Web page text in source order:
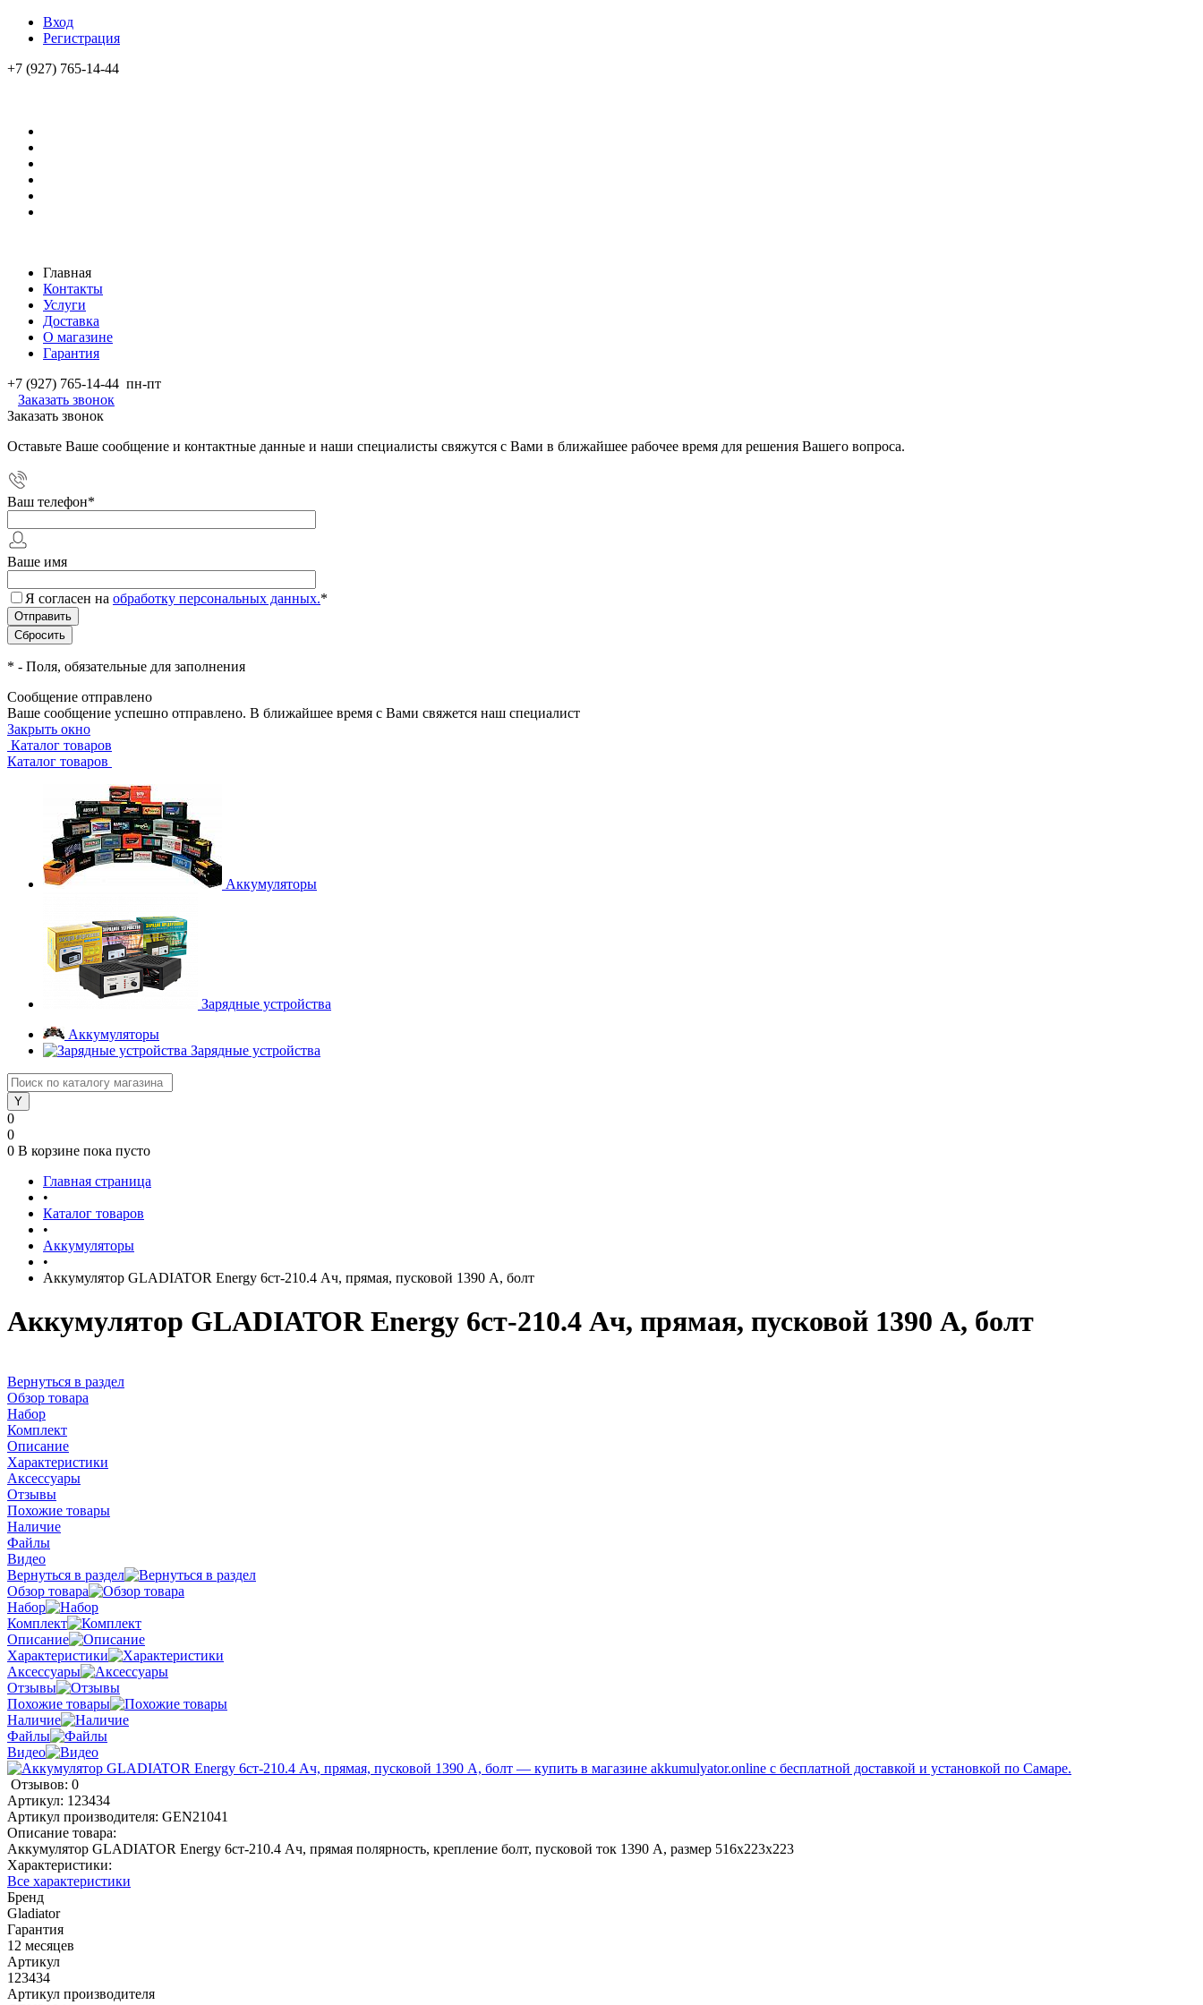
Вход
Регистрация
+7 (927) 765-14-44
Главная
Контакты
Услуги
Доставка
О магазине
Гарантия
+7 (927) 765-14-44 пн-пт
Заказать звонок
Заказать звонок
Оставьте Ваше сообщение и контактные данные и наши специалисты свяжутся с Вами в ближайшее рабочее время для решения Вашего вопроса.
Ваш телефон*
Ваше имя
Я согласен на обработку персональных данных.*
* - Поля, обязательные для заполнения
Сообщение отправлено
Ваше сообщение успешно отправлено. В ближайшее время с Вами свяжется наш специалист
Закрыть окно
Каталог товаров
Каталог товаров
Аккумуляторы
Зарядные устройства
Аккумуляторы
Зарядные устройства
0
0
0 В корзине пока пусто
Главная страница
•
Каталог товаров
•
Аккумуляторы
•
Аккумулятор GLADIATOR Energy 6ст-210.4 Ач, прямая, пусковой 1390 А, болт
Аккумулятор GLADIATOR Energy 6ст-210.4 Ач, прямая, пусковой 1390 А, болт
Вернуться в раздел
Обзор товара
Набор
Комплект
Описание
Характеристики
Аксессуары
Отзывы
Похожие товары
Наличие
Файлы
Видео
Вернуться в раздел
Обзор товара
Набор
Комплект
Описание
Характеристики
Аксессуары
Отзывы
Похожие товары
Наличие
Файлы
Видео
Отзывов: 0
Артикул: 123434
Артикул производителя: GEN21041
Описание товара:
Аккумулятор GLADIATOR Energy 6ст-210.4 Ач, прямая полярность, крепление болт, пусковой ток 1390 А, размер 516x223x223
Характеристики:
Все характеристики
Бренд
Gladiator
Гарантия
12 месяцев
Артикул
123434
Артикул производителя